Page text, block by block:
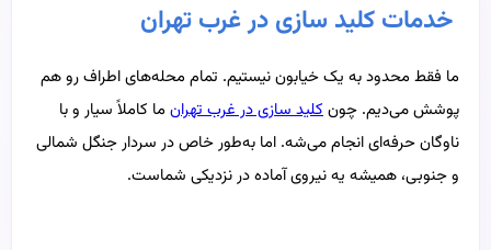
خدمات کلید سازی در غرب تهران
ما فقط محدود به یک خیابون نیستیم. تمام محله‌های اطراف رو هم
پوشش می‌دیم. چونکلید سازی در غرب تهران ما کاملاً سیار و با
ناوگان حرفه‌ای انجام می‌شه. اما به‌طور خاص در سردار جنگل شمالی
و جنوبی، همیشه یه نیروی آماده در نزدیکی شماست.